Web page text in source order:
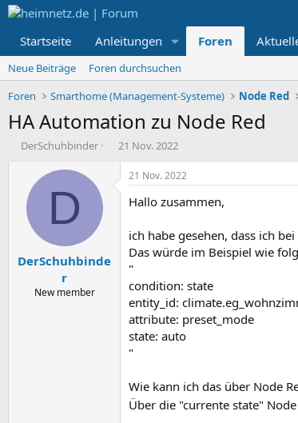
Startseite Anleitungen Foren
Neue Beiträge
Foren durchsuchen
Foren
Smarthome (Management-Systeme) Node Red
HA Automation zu Node Red
E
r
DerSchuhbinder
E
r
t
21 Nov. 2022
D
DerSchuhbinde
r
New member
21 Nov. 2022
Hallo zusammen,
ich habe gesehen, dass ich
Das würde im Beispiel wie
"
condition: state
entity_id:
attribute: preset_mode
state: auto
"
Wie kann ich das über Node
Über die "currente state"